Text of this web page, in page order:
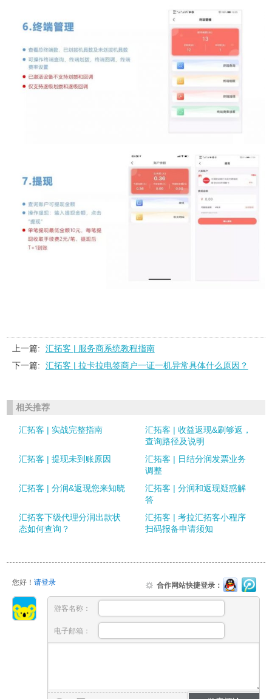
上一篇:
汇拓客 | 服务商系统教程指南
下一篇:
汇拓客 | 拉卡拉电签商户一证一机异常具体什么原因？
相关推荐
汇拓客 | 实战完整指南
汇拓客 | 收益返现&刷够返，
查询路径及说明
汇拓客 | 提现未到账原因
汇拓客 | 日结分润发票业务
调整
汇拓客 | 分润&返现您来知晓
汇拓客 | 分润和返现疑惑解
答
汇拓客下级代理分润出款状
态如何查询？
汇拓客 | 考拉汇拓客小程序
扫码报备申请须知
您好！ 请登录 合作网站快捷登录：
游客名称：
电子邮箱：